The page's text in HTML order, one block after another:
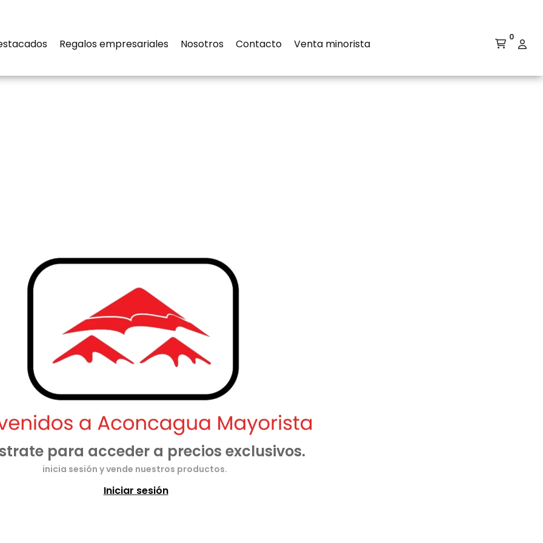
Regalos empresariales Nosotros Contacto Venta minorista
0
para acceder a precios exclusivos.
inicia sesión y vende nuestros productos.
Iniciar sesión